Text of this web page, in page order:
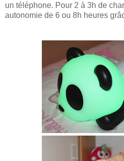
un téléphone. Pour 2 à 3h de
autonomie de 6 ou 8h heures